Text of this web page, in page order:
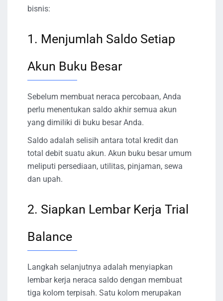
bisnis:
1. Menjumlah Saldo Setiap
Akun Buku Besar
Sebelum membuat neraca percobaan, Anda
perlu menentukan saldo akhir semua akun
yang dimiliki di buku besar Anda.
Saldo adalah selisih antara total kredit dan
total debit suatu akun. Akun buku besar umum
meliputi persediaan, utilitas, pinjaman, sewa
dan upah.
2. Siapkan Lembar Kerja Trial
Balance
Langkah selanjutnya adalah menyiapkan
lembar kerja neraca saldo dengan membuat
tiga kolom terpisah. Satu kolom merupakan